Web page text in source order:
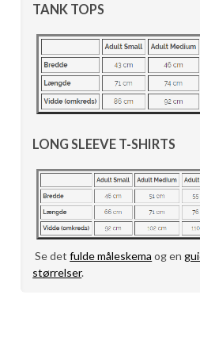
TANK TOPS
LONG SLEEVE T-SHIRTS
Se detfulde måleskema og en
størrelser.